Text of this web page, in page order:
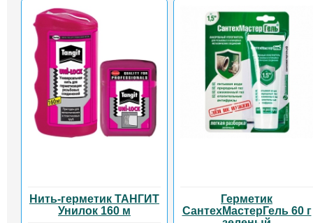
Нить-герметик ТАНГИТ
Унилок 160 м
Герметик
СантехМастерГель 60 г